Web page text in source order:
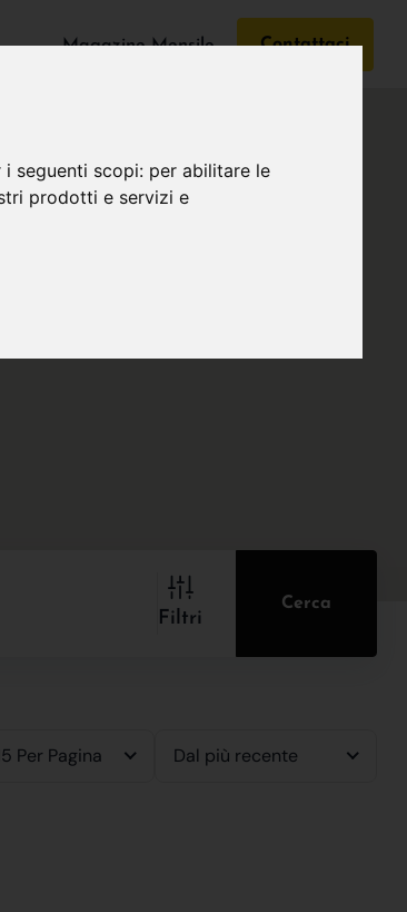
seguenti scopi: per abilitare le
prodotti e servizi e
Magazine Mensile Contattaci
Filtri
Cerca
Per Pagina Dal più recente